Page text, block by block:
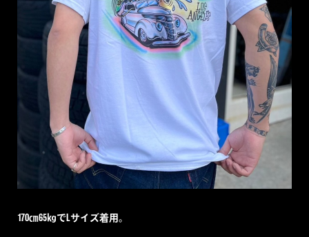
170㎝65㎏でLサイズ着用。